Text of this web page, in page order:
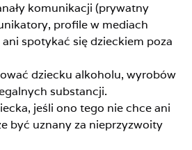
komunikacji (prywatny
profile w mediach
spotykać się dzieckiem poza
dziecku alkoholu, wyrobów
substancji.
jeśli ono tego nie chce ani
być uznany za nieprzyzwoity